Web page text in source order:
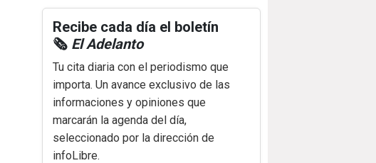
Recibe cada día el boletín
🗞️ El Adelanto
Tu cita diaria con el periodismo que
importa. Un avance exclusivo de las
informaciones y opiniones que
marcarán la agenda del día,
seleccionado por la dirección de
infoLibre.